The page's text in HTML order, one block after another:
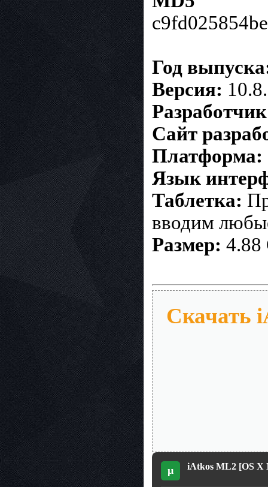
Год
Версия:
Сайт
Платформа:
Язык
Таблетка:
вводим
Размер: 4.88
Скачать
µ iAtkos ML2 [OS X